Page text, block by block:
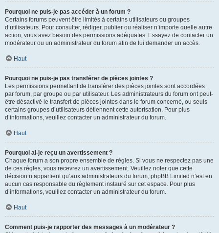
Pourquoi ne puis-je pas accéder à un forum ?
Certains forums peuvent être limités à certains utilisateurs ou groupes
d’utilisateurs. Pour consulter, rédiger, publier ou réaliser n’importe quelle autre
action, vous avez besoin des permissions adéquates. Essayez de contacter un
modérateur ou un administrateur du forum afin de lui demander un accès.
Haut
Pourquoi ne puis-je pas transférer de pièces jointes ?
Les permissions permettant de transférer des pièces jointes sont accordées
par forum, par groupe ou par utilisateur. Les administrateurs du forum ont peut-
être désactivé le transfert de pièces jointes dans le forum concerné, ou seuls
certains groupes d’utilisateurs détiennent cette autorisation. Pour plus
d’informations, veuillez contacter un administrateur du forum.
Haut
Pourquoi ai-je reçu un avertissement ?
Chaque forum a son propre ensemble de règles. Si vous ne respectez pas une
de ces règles, vous recevrez un avertissement. Veuillez noter que cette
décision n’appartient qu’aux administrateurs du forum, phpBB Limited n’est en
aucun cas responsable du règlement instauré sur cet espace. Pour plus
d’informations, veuillez contacter un administrateur du forum.
Haut
Comment puis-je rapporter des messages à un modérateur ?